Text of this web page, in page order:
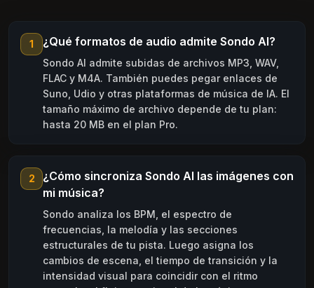
1 ¿Qué formatos de audio admite Sondo AI?
Sondo AI admite subidas de archivos MP3, WAV,
FLAC y M4A. También puedes pegar enlaces de
Suno, Udio y otras plataformas de música de IA. El
tamaño máximo de archivo depende de tu plan:
hasta 20 MB en el plan Pro.
2
¿Cómo sincroniza Sondo AI las imágenes con
mi música?
Sondo analiza los BPM, el espectro de
frecuencias, la melodía y las secciones
estructurales de tu pista. Luego asigna los
cambios de escena, el tiempo de transición y la
intensidad visual para coincidir con el ritmo